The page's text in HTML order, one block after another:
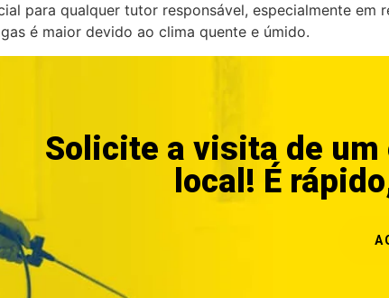
para qualquer tutor responsável, especialmente em
é maior devido ao clima quente e úmido.
Solicite a visita de
local! É